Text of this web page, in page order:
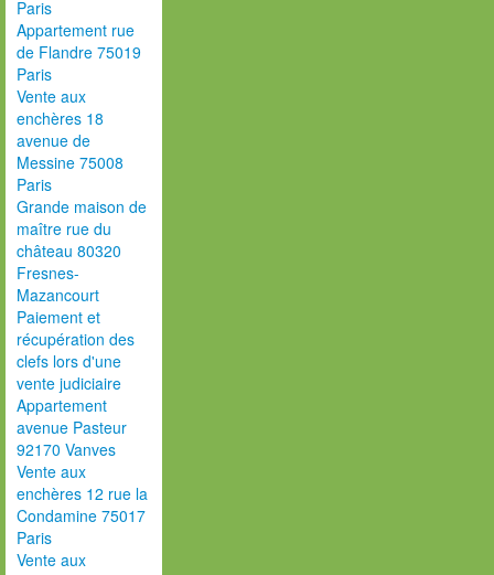
Paris
Appartement rue
de Flandre 75019
Paris
Vente aux
enchères 18
avenue de
Messine 75008
Paris
Grande maison de
maître rue du
château 80320
Fresnes-
Mazancourt
Paiement et
récupération des
clefs lors d'une
vente judiciaire
Appartement
avenue Pasteur
92170 Vanves
Vente aux
enchères 12 rue la
Condamine 75017
Paris
Vente aux